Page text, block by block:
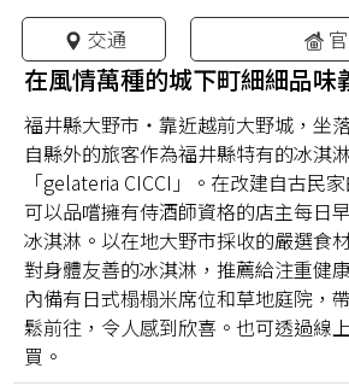
交通
在風情萬種的城下町細細品味
福井縣大野市・靠近越前大野城，坐
自縣外的旅客作為福井縣特有的冰淇
「gelateria CICCI」。在改建自古民
可以品嚐擁有侍酒師資格的店主每日
冰淇淋。以在地大野市採收的嚴選食
對身體友善的冰淇淋，推薦給注重健
內備有日式榻榻米席位和草地庭院，
鬆前往，令人感到欣喜。也可透過線
買。